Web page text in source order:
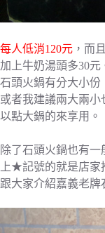
每人低消120元 ，而
加上牛奶湯頭多30元
石頭火鍋有分大小份
或者我建議兩大兩
以點大鍋的來享用。
除了石頭火鍋也有
上★記號的就是店
跟大家介紹嘉義老牌